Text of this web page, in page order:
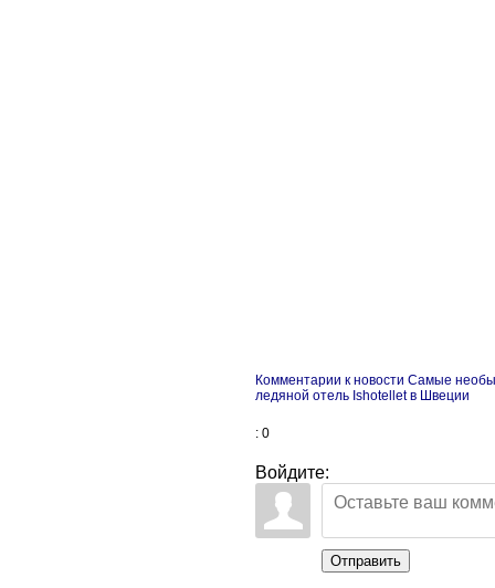
Комментарии к новости Самые
ледяной отель Ishotellet в Швеции
: 0
Войдите:
Отправить